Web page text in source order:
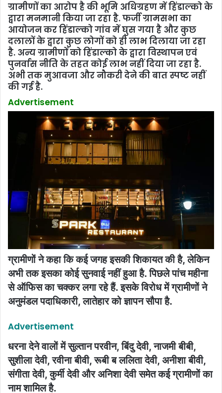
ग्रामीणों का आरोप है की भूमि अधिग्रहण में हिंडाल्को के
द्वारा मनमानी किया जा रहा है. फर्जी ग्रामसभा का
आयोजन कर हिंडाल्को गांव में घुस गया है और कुछ
दलालों के द्वारा कुछ लोगों को ही लाभ दिलाया जा रहा
है. अन्य ग्रामीणों को हिंडाल्को के द्वारा विस्थापन एवं
पुनर्वास नीति के तहत कोई लाभ नहीं दिया जा रहा है.
अभी तक मुआवजा और नौकरी देने की बात स्पष्ट नहीं
की गई है.
Advertisement
ग्रामीणों ने कहा कि कई जगह इसकी शिकायत की है, लेकिन
अभी तक इसका कोई सुनवाई नहीं हुआ है. पिछले पांच महीना
से ऑफिस का चक्कर लगा रहे हैं. इसके विरोध में ग्रामीणों ने
अनुमंडल पदाधिकारी, लातेहार को ज्ञापन सौपा है.
Advertisement
धरना देने वालों में सुल्तान परवीन, बिंदु देवी, नाजमी बीबी,
सुशीला देवी, रवीना बीवी, रूबी ब ललिता देवी, अनीशा बीवी,
संगीता देवी, कुर्मी देवी और अनिशा देवी समेत कई ग्रामीणों का
नाम शामिल है.